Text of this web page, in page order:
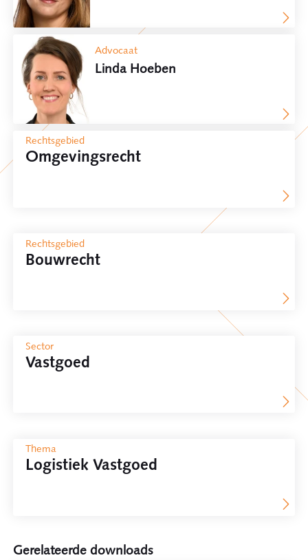
Advocaat
Linda Hoeben
Rechtsgebied
Omgevingsrecht
Rechtsgebied
Bouwrecht
Sector
Vastgoed
Thema
Logistiek Vastgoed
Gerelateerde downloads